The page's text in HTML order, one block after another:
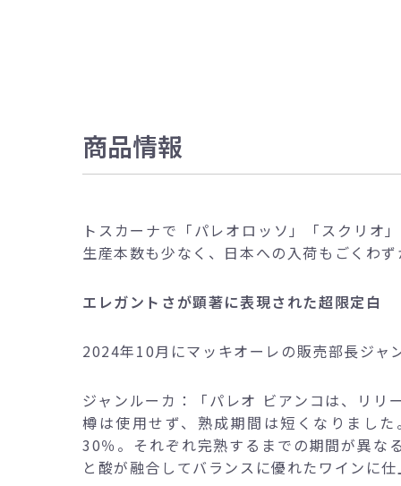
商品情報
トスカーナで「パレオロッソ」「スクリオ
生産本数も少なく、日本への入荷もごくわ
エレガントさが顕著に表現された超限定白
2024年10月にマッキオーレの販売部長ジャ
ジャンルーカ：「パレオ ビアンコは、リリ
樽は使用せず、熟成期間は短くなりまし
30％。それぞれ完熟するまでの期間が異な
と酸が融合してバランスに優れたワインに